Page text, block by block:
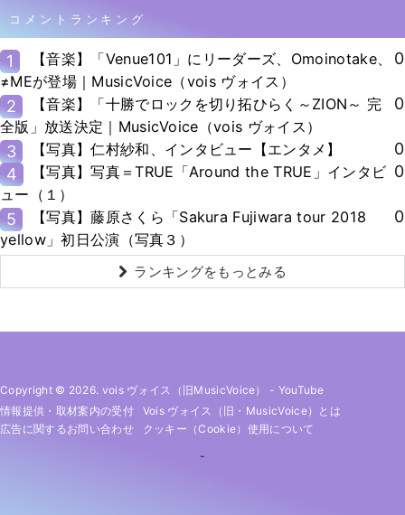
コメントランキング
1
【音楽】「Venue101」にリーダーズ、Omoinotake、
≠MEが登場｜MusicVoice（vois ヴォイス）
0
2
【音楽】「十勝でロックを切り拓ひらく～ZION～ 完
全版」放送決定｜MusicVoice（vois ヴォイス）
0
3 【写真】仁村紗和、インタビュー【エンタメ】
0
4
【写真】写真＝TRUE「Around the TRUE」インタビ
ュー（１）
0
5
【写真】藤原さくら「Sakura Fujiwara tour 2018
yellow」初日公演（写真３）
0
ランキングをもっとみる
Copyright © 2026. vois ヴォイス（旧MusicVoice） - YouTube
情報提供・取材案内の受付
Vois ヴォイス（旧・MusicVoice）とは
広告に関するお問い合わせ
クッキー（cookie）使用について
-